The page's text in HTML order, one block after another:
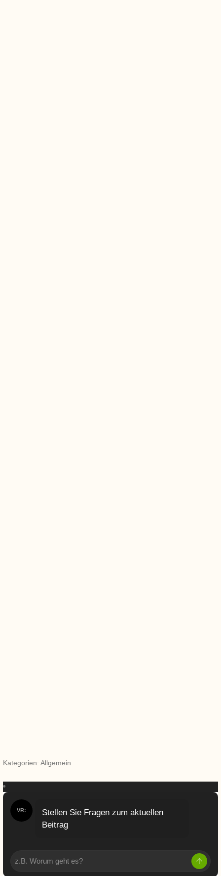
Kategorien: Allgemein
VR:
Stellen Sie Fragen zum aktuellen
Beitrag